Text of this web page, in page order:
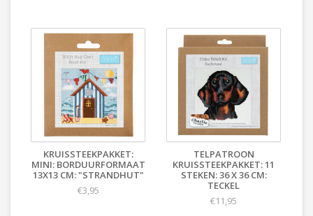
KRUISSTEEKPAKKET:
MINI: BORDUURFORMAAT
13X13 CM: "STRANDHUT"
€3,95
TELPATROON
KRUISSTEEKPAKKET: 11
STEKEN: 36 X 36 CM:
TECKEL
€11,95